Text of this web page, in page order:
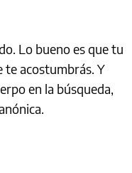
Lo bueno es que tu
te acostumbrás. Y
en la búsqueda,